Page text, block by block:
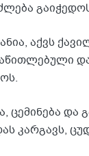
აქვს
ცემინება
კარგავს,